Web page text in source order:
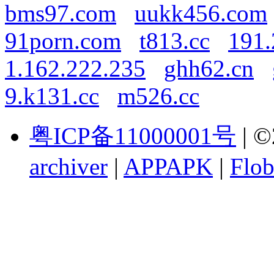
bms97.com
uukk456.com
91porn.com
t813.cc
1.162.222.235
ghh62.cn
9.k131.cc
m526.cc
粤ICP备11000001号 |
archiver | APPAPK |